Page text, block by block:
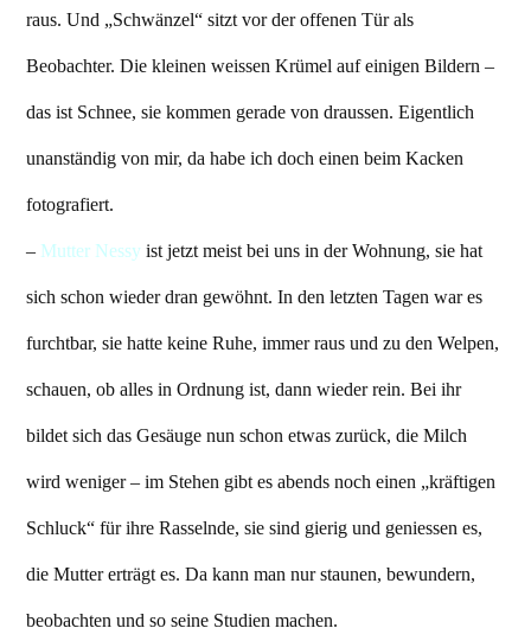
raus. Und „Schwänzel“ sitzt vor der offenen Tür als
Beobachter. Die kleinen weissen Krümel auf einigen Bildern –
das ist Schnee, sie kommen gerade von draussen. Eigentlich
unanständig von mir, da habe ich doch einen beim Kacken
fotografiert.
– Mutter Nessy ist jetzt meist bei uns in der Wohnung, sie hat
sich schon wieder dran gewöhnt. In den letzten Tagen war es
furchtbar, sie hatte keine Ruhe, immer raus und zu den Welpen,
schauen, ob alles in Ordnung ist, dann wieder rein. Bei ihr
bildet sich das Gesäuge nun schon etwas zurück, die Milch
wird weniger – im Stehen gibt es abends noch einen „kräftigen
Schluck“ für ihre Rasselnde, sie sind gierig und geniessen es,
die Mutter erträgt es. Da kann man nur staunen, bewundern,
beobachten und so seine Studien machen.